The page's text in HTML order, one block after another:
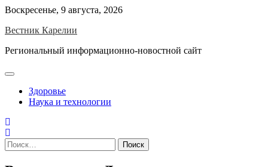
Skip
content
Воскресенье, 9 августа, 2026
Вестник Карелии
Региональный информационно-новостной сайт
Здоровье
Наука и технологии
Найти: